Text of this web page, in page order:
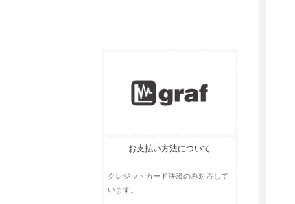
お支払い方法について
クレジットカード決済のみ対応して
います。